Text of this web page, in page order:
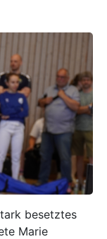
besetztes
Marie